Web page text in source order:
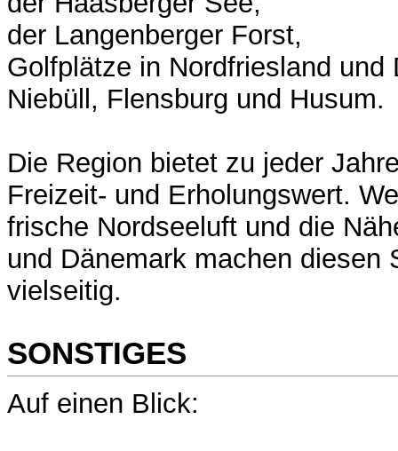
der Langenberger Forst,
Golfplätze in Nordfriesland und
Niebüll, Flensburg und Husum.
Die Region bietet zu jeder
Freizeit- und Erholungswert.
frische Nordseeluft und die
und Dänemark machen diesen
vielseitig.
SONSTIGES
Auf einen Blick: